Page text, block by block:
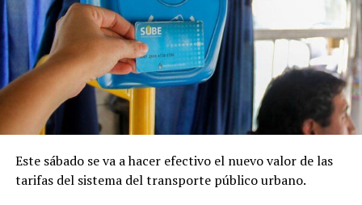
Este sábado se va a hacer efectivo el nuevo valor de las
tarifas del sistema del transporte público urbano.